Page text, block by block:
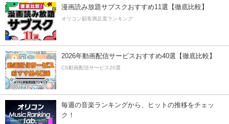
漫画読み放題サブスクおすすめ11選【徹底比較】
オリコン顧客満足度ランキング
2026年動画配信サービスおすすめ40選【徹底比較】
CS動画配信サービス20選
毎週の音楽ランキングから、ヒットの推移をチェッ
ク！